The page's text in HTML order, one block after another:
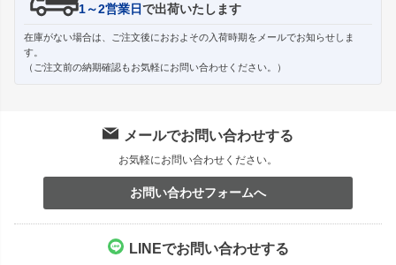
1～2営業日で出荷いたします
在庫がない場合は、ご注文後におおよその入荷時期をメールでお知らせしま
す。
（ご注文前の納期確認もお気軽にお問い合わせください。）
メールでお問い合わせする
お気軽にお問い合わせください。
お問い合わせフォームへ
LINEでお問い合わせする